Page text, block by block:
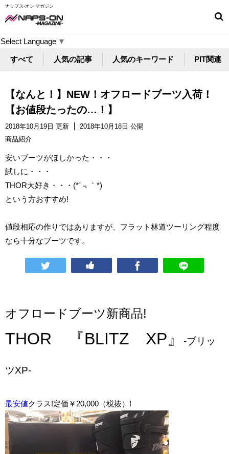
ナップス-オン マガジン
Select Language ▼
すべて 人気の記事 人気のキーワード PIT関連
【なんと！】NEW！オフロードブーツ入荷！
【お値段たったの…！】
2018年10月19日 更新
2018年10月18日 公開
商品紹介
安いブーツがほしかった・・・
試しに・・・
THOR大好き・・・(*´﹃｀*)
という方おすすめ!
値段相応の作りではありますが、フラット林道ツーリング程度
なら十分なブーツです。
オフロードブーツ新商品!
THOR 『BLITZ XP』 -ブリッ
ツXP-
最安値クラス!定価￥20,000（税抜）!